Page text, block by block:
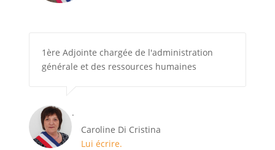
1ère Adjointe chargée de l'administration
générale et des ressources humaines
.
Caroline Di Cristina
Lui écrire.